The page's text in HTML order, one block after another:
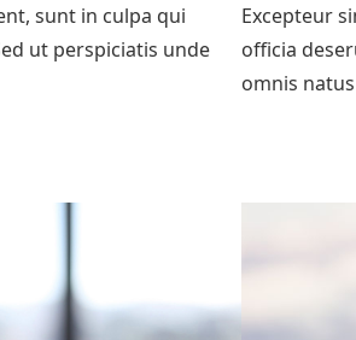
sunt in culpa qui
ut perspiciatis unde
Excepteur
officia
omnis